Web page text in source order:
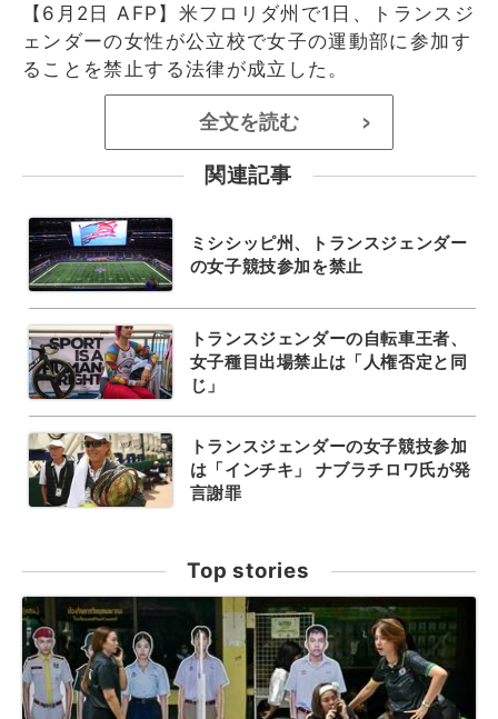
【6月2日 AFP】米フロリダ州で1日、トランスジ
ェンダーの女性が公立校で女子の運動部に参加す
ることを禁止する法律が成立した。
全文を読む >
関連記事
ミシシッピ州、トランスジェンダー
の女子競技参加を禁止
トランスジェンダーの自転車王者、
女子種目出場禁止は「人権否定と同
じ」
トランスジェンダーの女子競技参加
は「インチキ」 ナブラチロワ氏が発
言謝罪
Top stories